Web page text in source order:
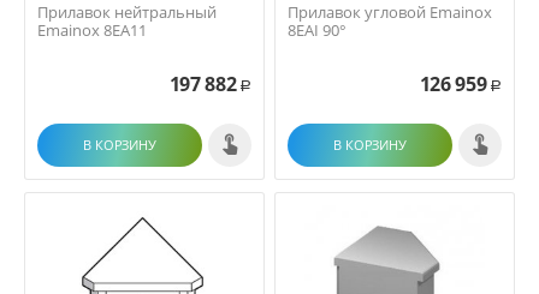
Прилавок нейтральный
Emainox 8EA11
197 882 Р
В КОРЗИНУ
Прилавок угловой Emainox
8EAI 90°
126 959 Р
В КОРЗИНУ